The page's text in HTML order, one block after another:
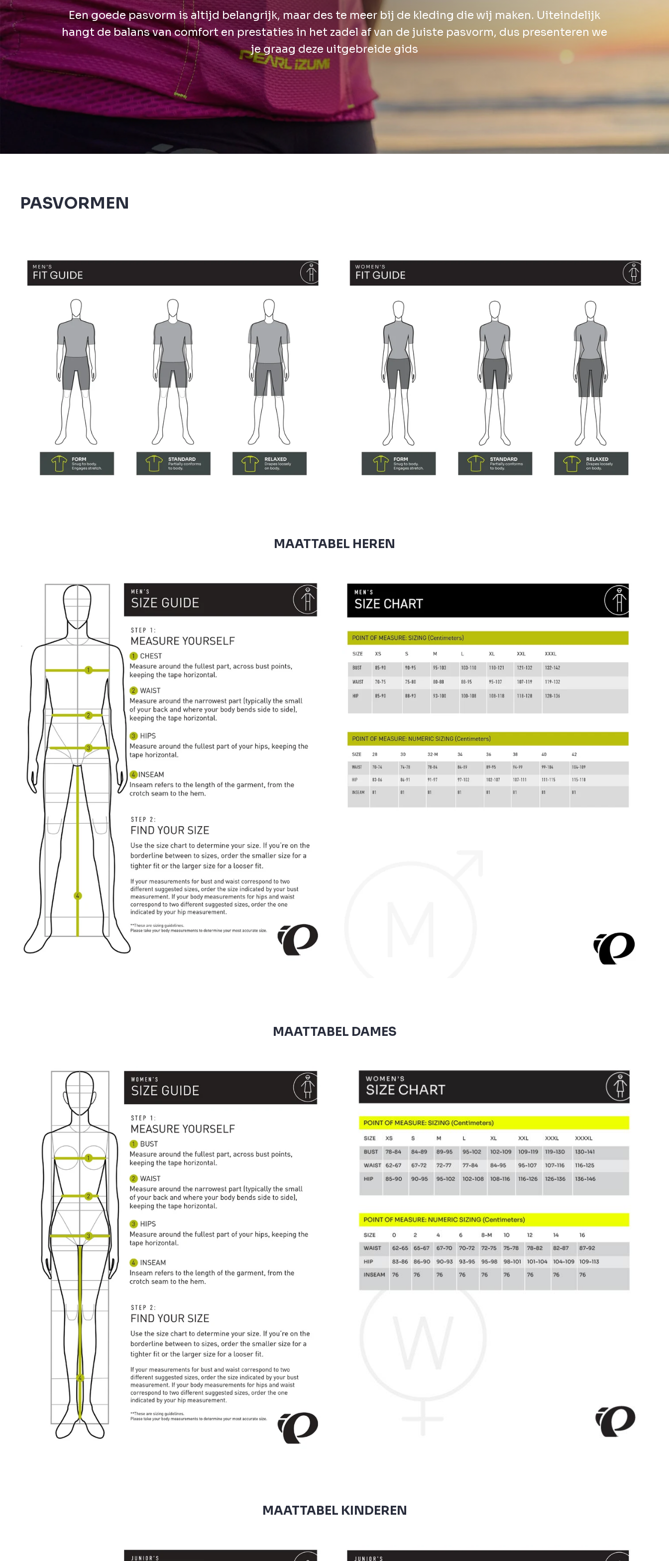
Een goede pasvorm is altijd belangrijk, maar des te meer bij de kleding die wij maken. Uiteindelijk
hangt de balans van comfort en prestaties in het zadel af van de juiste pasvorm, dus presenteren we
je graag deze uitgebreide gids
PASVORMEN
MAATTABEL HEREN
MAATTABEL DAMES
MAATTABEL KINDEREN